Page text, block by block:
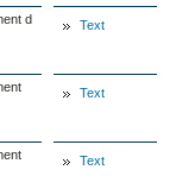
d
Text
Text
Text